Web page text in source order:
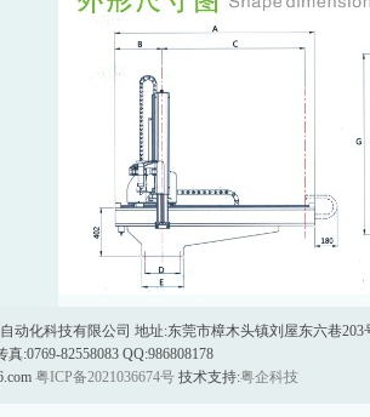
动化科技有限公司 地址:东莞市樟木头镇刘屋东六巷203
真:0769-82558083 QQ:986808178
粤ICP备2021036674号 技术支持:粤企科技